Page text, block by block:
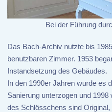
Bei der Führung
Das Bach-Archiv nutzte bis
benutzbaren Zimmer. 1953
Instandsetzung des Gebäudes.
In den 1990er Jahren wurde es
Sanierung unterzogen und 1998
des Schlösschens sind